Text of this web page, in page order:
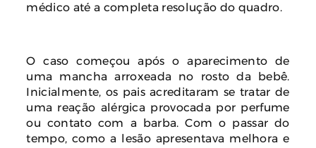
médico até a completa resolução do quadro.
O caso começou após o aparecimento de
uma mancha arroxeada no rosto da bebê.
Inicialmente, os pais acreditaram se tratar de
uma reação alérgica provocada por perfume
ou contato com a barba. Com o passar do
tempo, como a lesão apresentava melhora e